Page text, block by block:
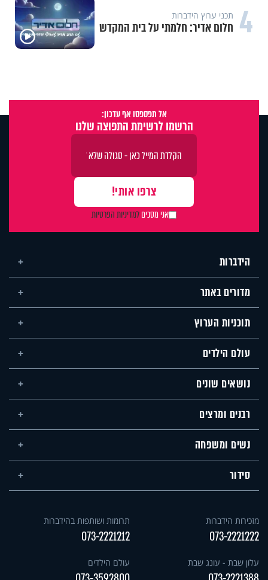
4 תכני ערוץ הידברות
חלום אדיר: חלמתי על בית המקדש
אל תפספסו אף עדכון:
הרשמו לרשימת התפוצה שלנו
אני מסכיםלמדיניות הפרטיות
הידברות
מדורים באתר
תוכניות הערוץ
עולם הילדים
נושאים שונים
רבנים ומרצים
נשים ומשפחה
סידור
מזכירות הידברות
073-2221222
תרומות ושותפות בהידברות
073-2221212
עלון שבת - עונג שבת עולם הילדים